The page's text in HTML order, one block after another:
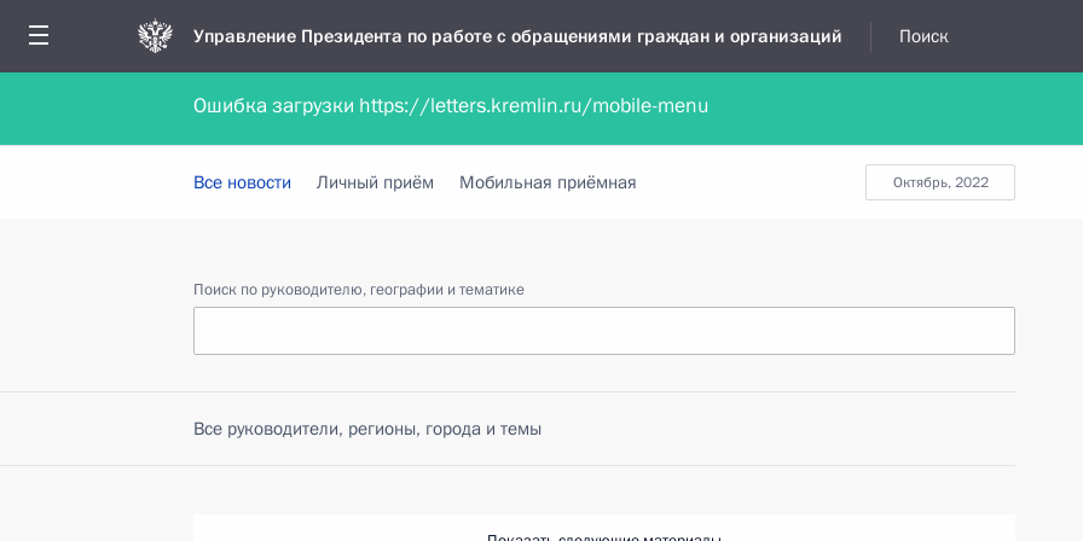
Управление Президента по работе с обращениями граждан и организаций Поиск
Обратиться в форме электронного документа Обратиться в устной форме
октябрь, 2022
Все новости Личный приём Мобильная приёмная
Поиск по руководителю, географии и тематике
Все руководители, регионы, города и темы
Ошибка загрузки https://letters.kremlin.ru/mobile-menu